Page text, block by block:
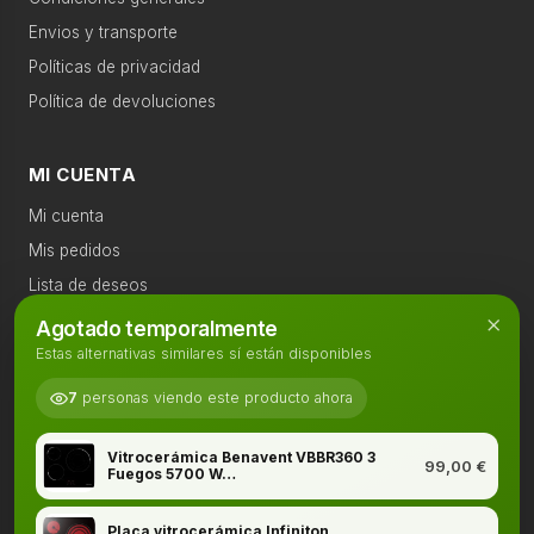
×
Agotado temporalmente
Estas alternativas similares sí están disponibles
7 personas viendo este producto ahora
Vitrocerámica Benavent VBBR360 3
Fuegos 5700 W…
99,00 €
Agua
caliente
›
Sonido
›
Televisión
›
Telefonía
›
Calefacción
›
Movilidad
eléctrica
›
Accesorios
›
Calefacción
Gran electro
Productos recomendados
Envios y transporte
Políticas de privacidad
Política de devoluciones
MI CUENTA
Mi cuenta
Mis pedidos
Lista de deseos
Comparar productos
Seguimiento de pedido
CONTACTO
958 88 76 83
WhatsApp